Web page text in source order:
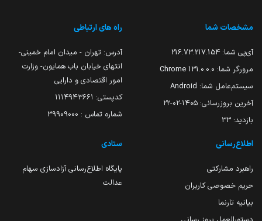
مشخصات شما
آی‌پی شما: 216.73.217.154
مرورگر شما: 131.0.0.0 Chrome
سیستم‌عامل شما: Android
آخرین بروزرسانی: ۱۴۰۵-۰۲-۲۲
بازدید: 33
راه های ارتباطی
آدرس: تهران - میدان امام خمینی-
انتهای خیابان باب همایون- وزارت
امور اقتصادی و دارایی
کدپستی: ۱۱۱۴۹۴۳۶۶۱
شماره تماس : 39909000
اطلاع‌رسانی
راهبرد مشارکتی
حریم خصوصی کاربران
بیانیه تارنما
ستادی
پایگاه اطلاع‌رسانی آزادسازی سهام
عدالت